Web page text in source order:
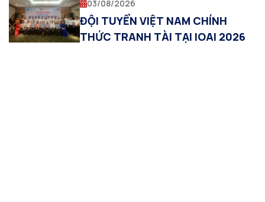
03/08/2026
ĐỘI TUYỂN VIỆT NAM CHÍNH
THỨC TRANH TÀI TẠI IOAI 2026